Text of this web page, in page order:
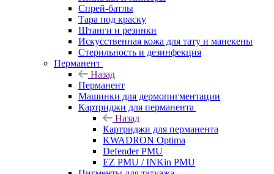
Спрей-батлы
Тара под краску
Штанги и резинки
Искусственная кожа для тату и манекены
Стерильность и дезинфекция
Перманент
Назад
Перманент
Машинки для дермопигментации
Картриджи для перманента
Назад
Картриджи для перманента
KWADRON Optima
Defender PMU
EZ PMU / INKin PMU